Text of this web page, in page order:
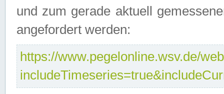
und zum gerade aktuell
angefordert werden:
https://www.pegelonline.wsv.de/